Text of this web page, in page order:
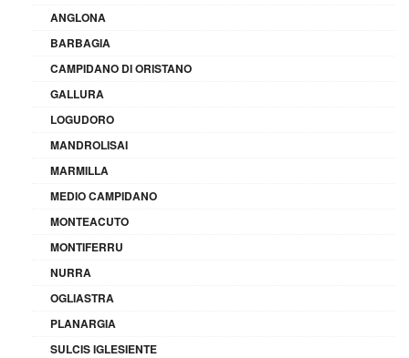
ANGLONA
BARBAGIA
CAMPIDANO DI ORISTANO
GALLURA
LOGUDORO
MANDROLISAI
MARMILLA
MEDIO CAMPIDANO
MONTEACUTO
MONTIFERRU
NURRA
OGLIASTRA
PLANARGIA
SULCIS IGLESIENTE